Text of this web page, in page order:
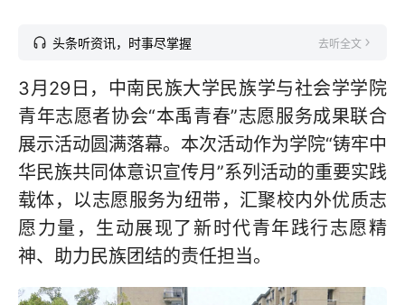
头条听资讯，时事尽掌握 去听全文
3月29日，中南民族大学民族学与社会学学院
青年志愿者协会“本禹青春”志愿服务成果联合
展示活动圆满落幕。本次活动作为学院“铸牢中
华民族共同体意识宣传月”系列活动的重要实践
载体，以志愿服务为纽带，汇聚校内外优质志
愿力量，生动展现了新时代青年践行志愿精
神、助力民族团结的责任担当。